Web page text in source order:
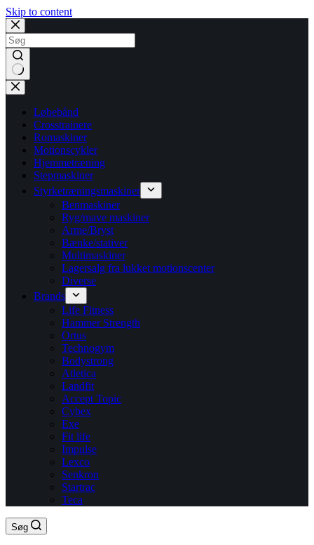
Skip to content
No
results
Løbebånd
Crosstrainere
Romaskiner
Motionscykler
Hjemmetræning
Stepmaskiner
Styrketræningsmaskiner
Benmaskiner
Ryg/mave maskiner
Arme/Bryst
Bænke/stativer
Multimaskiner
Lagersalg fra lukket motionscenter
Diverse
Brands
Life Fitness
Hammer Strength
Ortus
Technogym
Bodystrong
Atletica
Landfit
Accept Topic
Cybex
Exe
Fit life
Impulse
Lexco
Senkron
Startrac
Teca
Søg